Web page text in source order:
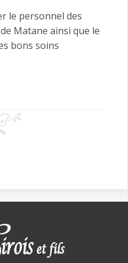
le personnel des
Matane ainsi que le
bons soins